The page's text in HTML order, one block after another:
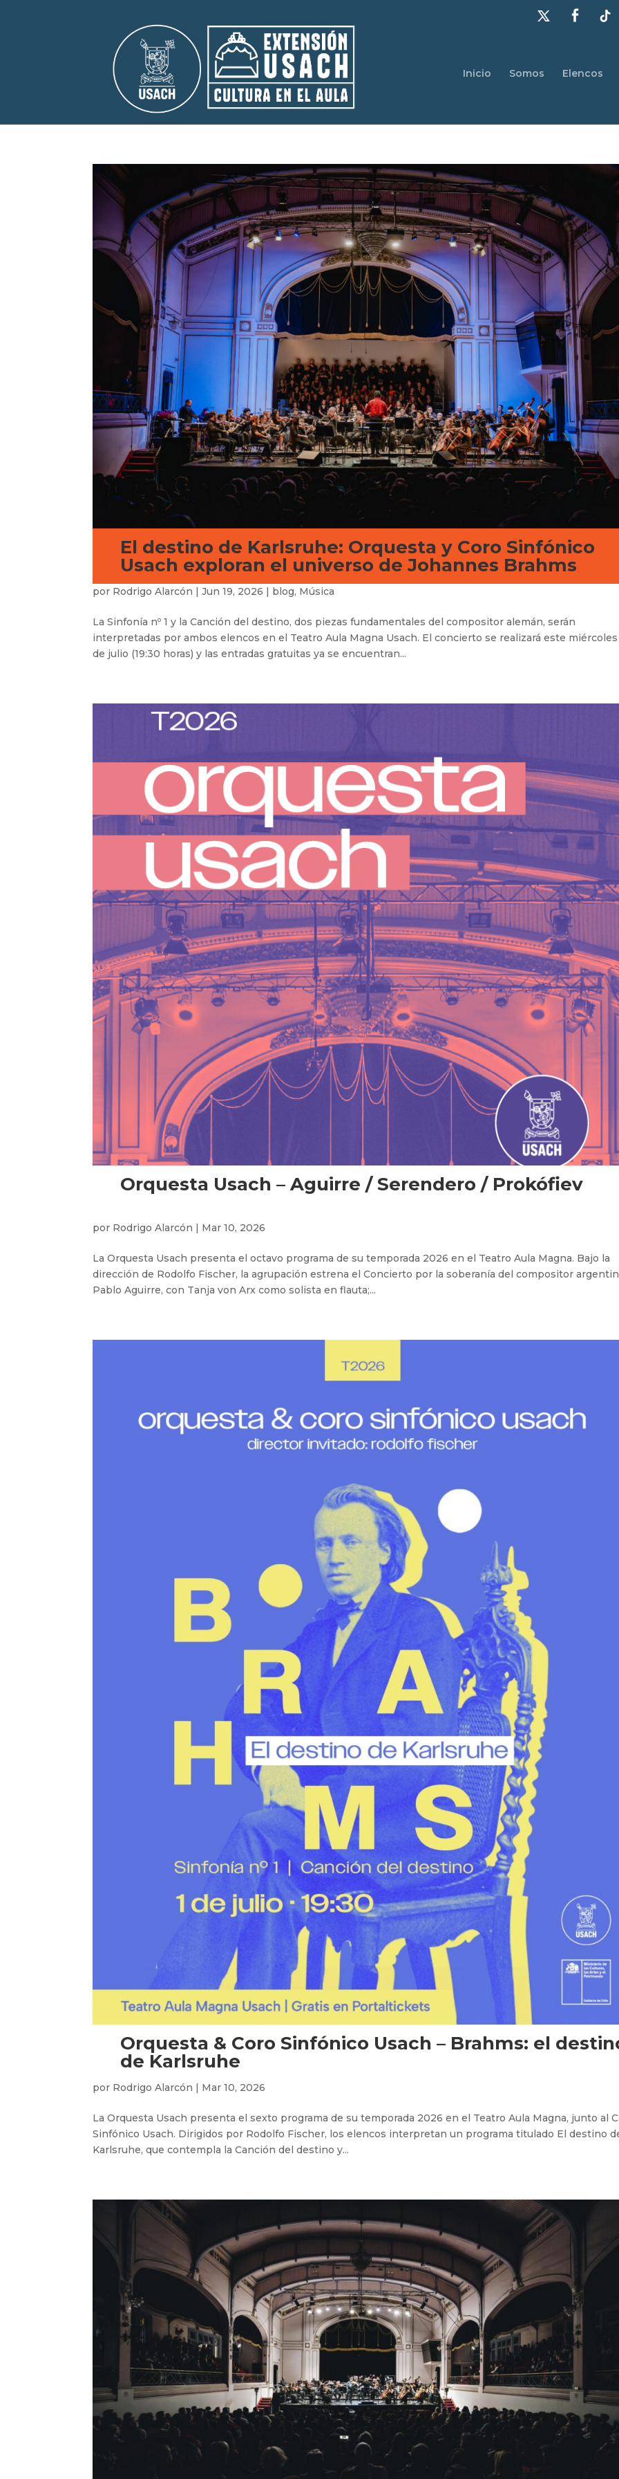
Inicio Somos Elencos
El destino de Karlsruhe: Orquesta y Coro Sinfónico
Usach exploran el universo de Johannes Brahms
por Rodrigo Alarcón |Jun 19, 2026 blog, Música
La Sinfonía nº 1 y la Canción del destino, dos piezas fundamentales del compositor alemán, serán
interpretadas por ambos elencos en el Teatro Aula Magna Usach. El concierto se realizará este miércoles
de julio (19:30 horas) y las entradas gratuitas ya se encuentran...
Orquesta Usach – Aguirre / Serendero / Prokófiev
por Rodrigo Alarcón Mar 10, 2026
La Orquesta Usach presenta el octavo programa de su temporada 2026 en el Teatro Aula Magna. Bajo la
dirección de Rodolfo Fischer, la agrupación estrena el Concierto por la soberanía del compositor
Pablo Aguirre, con Tanja von Arx como solista en flauta;...
Orquesta & Coro Sinfónico Usach – Brahms: el
de Karlsruhe
por Rodrigo Alarcón | Mar 10, 2026
La Orquesta Usach presenta el sexto programa de su temporada 2026 en el Teatro Aula Magna, junto al
Sinfónico Usach. Dirigidos por Rodolfo Fischer, los elencos interpretan un programa titulado El destino
Karlsruhe, que contempla la Canción del destino y...